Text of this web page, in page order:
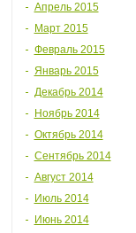
Апрель 2015
Март 2015
Февраль 2015
Январь 2015
Декабрь 2014
Ноябрь 2014
Октябрь 2014
Сентябрь 2014
Август 2014
Июль 2014
Июнь 2014